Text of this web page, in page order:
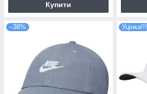
Купити
–38% Уцінка!!!